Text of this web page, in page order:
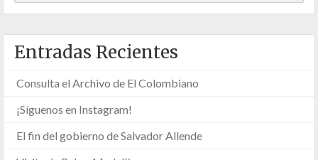
Entradas Recientes
Consulta el Archivo de El Colombiano
¡Síguenos en Instagram!
El fin del gobierno de Salvador Allende